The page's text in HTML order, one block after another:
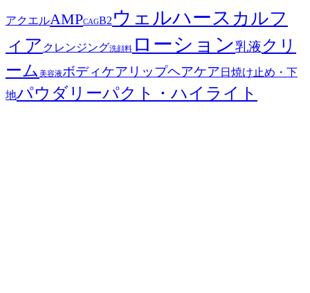
アクエルAMPCAGB2 ウェルハース カルフ
ィア クレンジング洗顔料 ローション乳液クリ
ーム 美容液ボディケア リップヘアケア 日焼け止め・下
地パウダリーパクト・ハイライト